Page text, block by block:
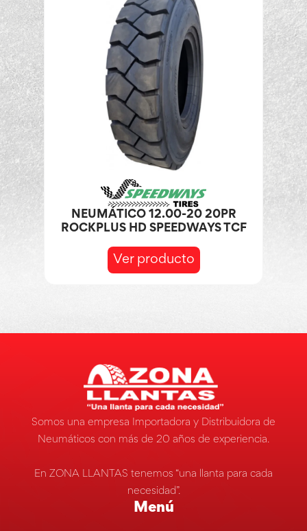
NEUMÁTICO 12.00-20 20PR
ROCKPLUS HD SPEEDWAYS TCF
Ver producto
Somos una empresa Importadora y Distribuidora de
Neumáticos con más de 20 años de experiencia.
En ZONA LLANTAS tenemos “una llanta para cada
necesidad”.
Menú